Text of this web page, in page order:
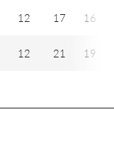
12 17 16
12 21 19